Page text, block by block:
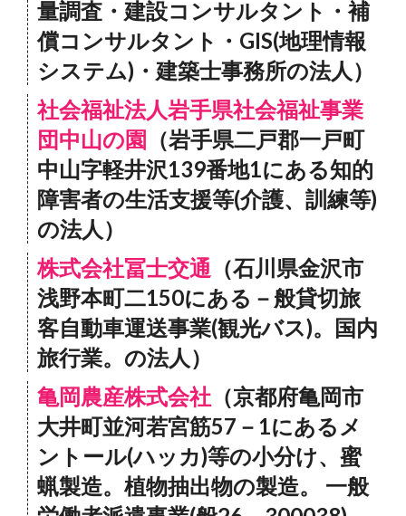
量調査・建設コンサルタント・補
償コンサルタント・GIS(地理情報
システム)・建築士事務所の法人）
社会福祉法人岩手県社会福祉事業
団中山の園 （岩手県二戸郡一戸町
中山字軽井沢139番地1にある知的
障害者の生活支援等(介護、訓練等)
の法人）
株式会社冨士交通 （石川県金沢市
浅野本町二150にある－般貸切旅
客自動車運送事業(観光バス)。国内
旅行業。の法人）
亀岡農産株式会社 （京都府亀岡市
大井町並河若宮筋57－1にあるメ
ントール(ハッカ)等の小分け、蜜
蝋製造。植物抽出物の製造。 一般